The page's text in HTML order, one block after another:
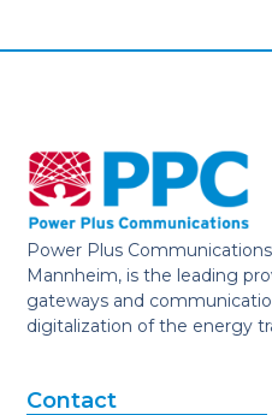
Power Plus
Mannheim, is the leading
gateways and
digitalization of the energy
Contact